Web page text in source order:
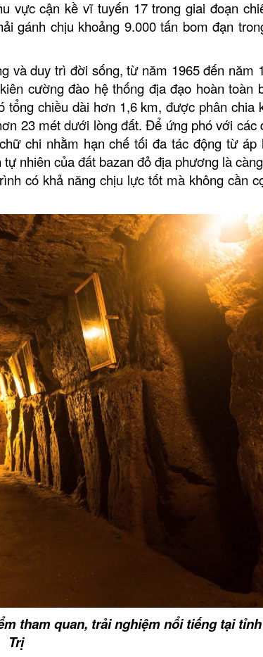
vực cận kề vĩ tuyến 17 trong giai đoạn
gánh chịu khoảng 9.000 tấn bom đạn
và duy trì đời sống, từ năm 1965 đến năm
cường đào hệ thống địa đạo hoàn toàn
chiều dài hơn 1,6 km, được phân chia
23 mét dưới lòng đất. Để ứng phó với các
chi nhằm hạn chế tối đa tác động từ áp
nhiên của đất bazan đỏ địa phương là
có khả năng chịu lực tốt mà không cần
tham quan, trải nghiệm nổi tiếng tại
Trị
Nhà Hàng
Nhà Hàng Phố
Nhà Hàng Phi